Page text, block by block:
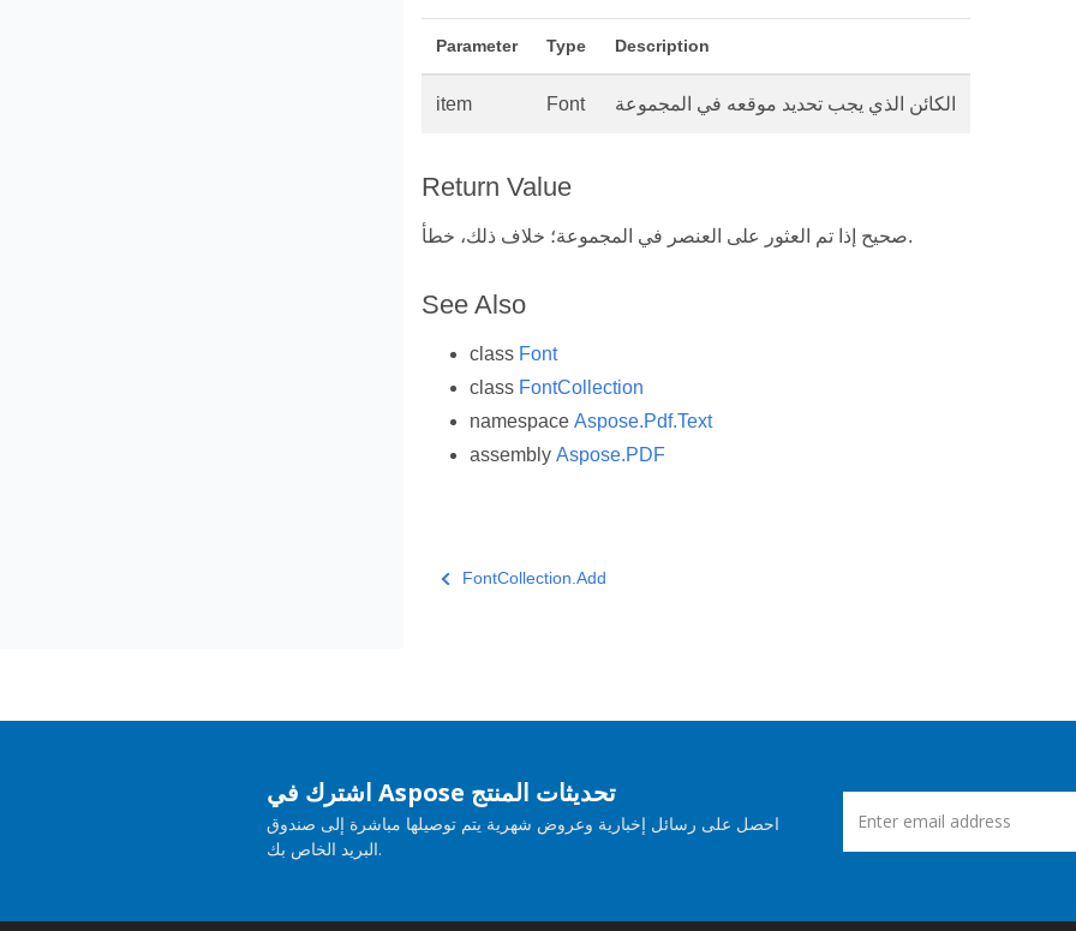
Parameter Type Description
item Font الكائن الذي يجب تحديد موقعه في المجموعة
Return Value
صحيح إذا تم العثور على العنصر في المجموعة؛ خلاف ذلك، خطأ.
See Also
class Font
class FontCollection
namespace Aspose.Pdf.Text
assembly Aspose.PDF
FontCollection.Add
اشترك في Aspose تحديثات المنتج
احصل على رسائل إخبارية وعروض شهرية يتم توصيلها مباشرة إلى صندوق
البريد الخاص بك.